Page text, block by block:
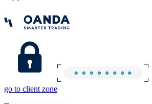
go to client zone